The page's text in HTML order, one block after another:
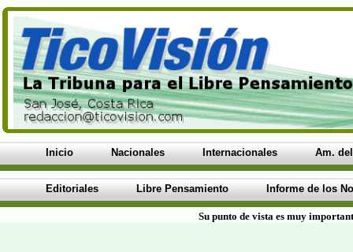
Inicio Nacionales Internacionales Am.
Editoriales Libre Pensamiento Informe de los
Su punto de vista es muy